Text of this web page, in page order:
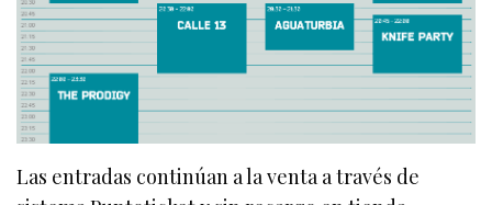
Las entradas continúan a la venta a través de